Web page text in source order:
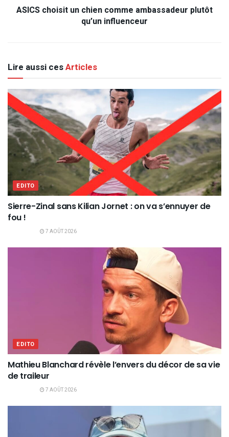
ASICS choisit un chien comme ambassadeur plutôt
qu’un influenceur
Lire aussi cesArticles
EDITO
Sierre-Zinal sans Kilian Jornet : on va s’ennuyer de
fou !
7 AOÛT 2026
EDITO
Mathieu Blanchard révèle l’envers du décor de sa vie
de traileur
7 AOÛT 2026